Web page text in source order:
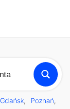
Gdańsk
Poznań